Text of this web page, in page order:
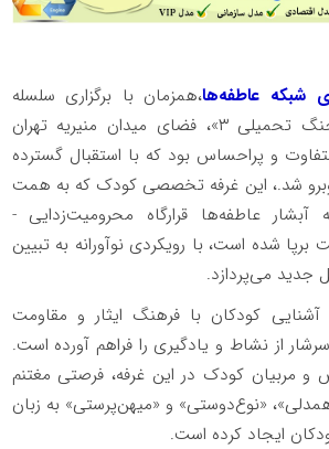
شبکه عاطفه‌ها،همزمان با برگزاری سلسله
تجمعات «شب‌های جنگ تحمیلی ۳»، فضای میدان منیریه تهران
و پراحساس بود که با استقبال گسترده
شد.، این غرفه تخصصی کودک که به همت
آبشار عاطفه‌ها قرارگاه محرومیت‌زدایی -
برپا شده است، با رویکردی نوآورانه به تبیین
جدید می‌پردازد.
کودکان با فرهنگ ایثار و مقاومت
از نشاط و یادگیری را فراهم آورده است.
مربیان کودک در این غرفه، فرصتی مغتنم
«نوع‌دوستی» و «میهن‌پرستی» به زبان
ایجاد کرده است.